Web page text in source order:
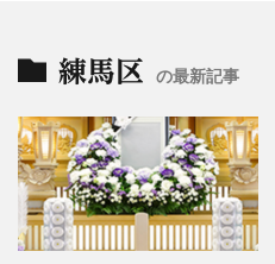
練馬区 の最新記事